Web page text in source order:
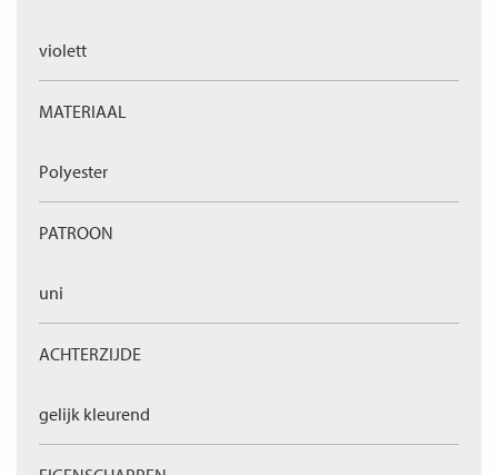
violett
MATERIAAL
Polyester
PATROON
uni
ACHTERZIJDE
gelijk kleurend